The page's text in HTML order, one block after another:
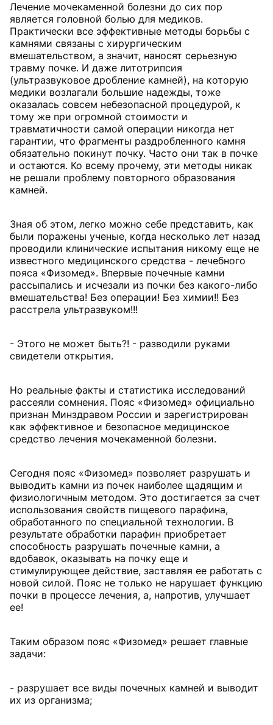
Лечение мочекаменной болезни до сих пор
является головной болью для медиков.
Практически все эффективные методы борьбы с
камнями связаны с хирургическим
вмешательством, а значит, наносят серьезную
травму почке. И даже литотрипсия
(ультразвуковое дробление камней), на которую
медики возлагали большие надежды, тоже
оказалась совсем небезопасной процедурой, к
тому же при огромной стоимости и
травматичности самой операции никогда нет
гарантии, что фрагменты раздробленного камня
обязательно покинут почку. Часто они так в почке
и остаются. Ко всему прочему, эти методы никак
не решали проблему повторного образования
камней.
Зная об этом, легко можно себе представить, как
были поражены ученые, когда несколько лет назад
проводили клинические испытания никому еще не
известного медицинского средства - лечебного
пояса «Физомед». Впервые почечные камни
рассыпались и исчезали из почки без какого-либо
вмешательства! Без операции! Без химии!! Без
расстрела ультразвуком!!!
- Этого не может быть?! - разводили руками
свидетели открытия.
Но реальные факты и статистика исследований
рассеяли сомнения. Пояс «Физомед» официально
признан Минздравом России и зарегистрирован
как эффективное и безопасное медицинское
средство лечения мочекаменной болезни.
Сегодня пояс «Физомед» позволяет разрушать и
выводить камни из почек наиболее щадящим и
физиологичным методом. Это достигается за счет
использования свойств пищевого парафина,
обработанного по специальной технологии. В
результате обработки парафин приобретает
способность разрушать почечные камни, а
вдобавок, оказывать на почку еще и
стимулирующее действие, заставляя ее работать с
новой силой. Пояс не только не нарушает функцию
почки в процессе лечения, а, напротив, улучшает
ее!
Таким образом пояс «Физомед» решает главные
задачи:
- разрушает все виды почечных камней и выводит
их из организма;